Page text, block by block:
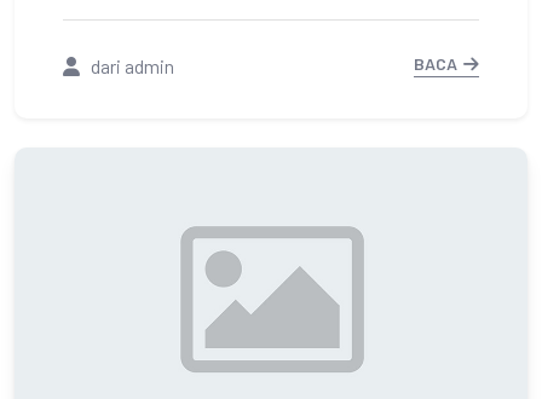
Pegawai Pemerintah dengan
Perjanjian Kerja Jabatan Fungsional
Tenaga Guru di Lingkungan
dari admin BACA